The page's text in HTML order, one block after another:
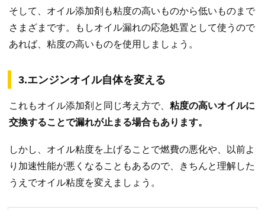
そして、オイル添加剤も粘度の高いものから低いものまで
さまざまです。もしオイル漏れの応急処置として使うので
あれば、粘度の高いものを使用しましょう。
3.エンジンオイル自体を変える
これもオイル添加剤と同じ考え方で、 粘度の高いオイルに
交換することで漏れが止まる場合もあります。
しかし、オイル粘度を上げることで燃費の悪化や、以前よ
り加速性能が悪くなることもあるので、きちんと理解した
うえでオイル粘度を変えましょう。